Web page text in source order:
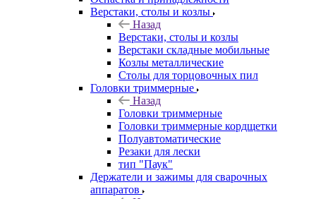
Верстаки, столы и козлы
Назад
Верстаки, столы и козлы
Верстаки складные мобильные
Козлы металлические
Столы для торцовочных пил
Головки триммерные
Назад
Головки триммерные
Головки триммерные кордщетки
Полуавтоматические
Резаки для лески
тип "Паук"
Держатели и зажимы для сварочных
аппаратов